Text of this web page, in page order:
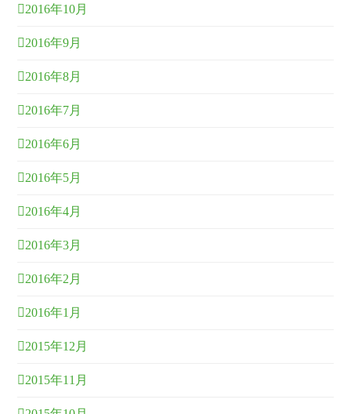
2016年10月
2016年9月
2016年8月
2016年7月
2016年6月
2016年5月
2016年4月
2016年3月
2016年2月
2016年1月
2015年12月
2015年11月